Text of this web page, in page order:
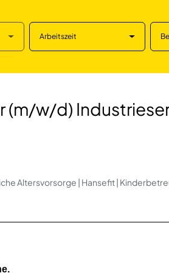
Arbeitszeit
w/d)
Altersvorsorge | Hansefit |